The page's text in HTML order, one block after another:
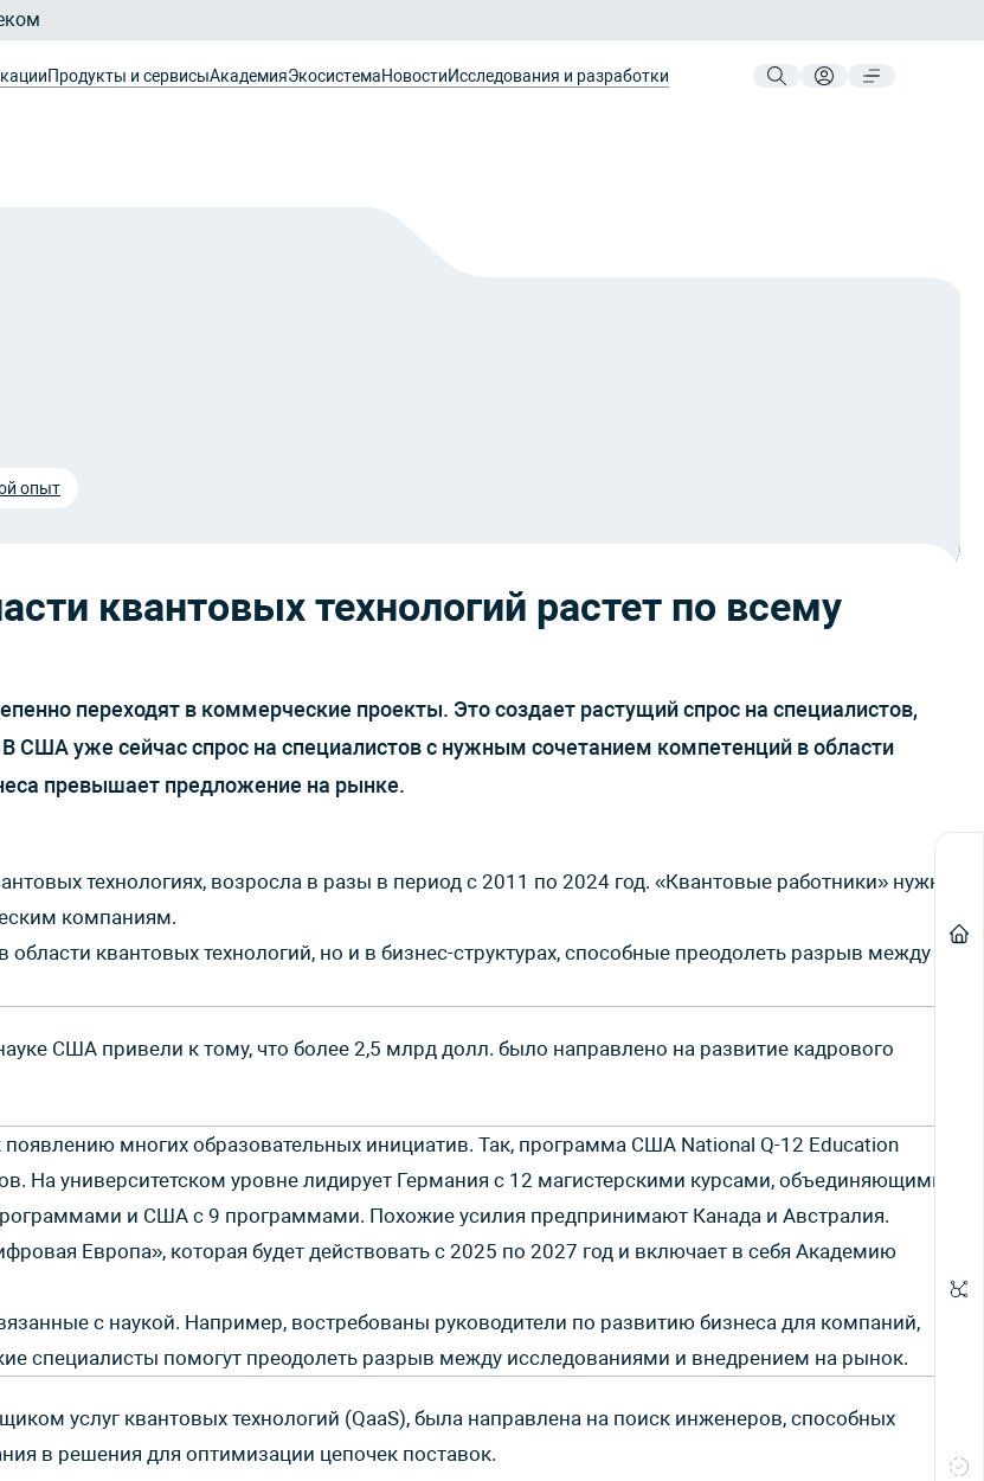
Продукты и сервисыАкадемияЭкосистемаНовостиИсследования и разработки
опыт
квантовых технологий растет по всему
переходят в коммерческие проекты. Это создает растущий спрос на специалистов,
США уже сейчас спрос на специалистов с нужным сочетанием компетенций в области
превышает предложение на рынке.
технологиях, возросла в разы в период с 2011 по 2024 год. «Квантовые работники» нужны
компаниям.
квантовых технологий, но и в бизнес-структурах, способные преодолеть разрыв между
США привели к тому, что более 2,5 млрд долл. было направлено на развитие кадрового
многих образовательных инициатив. Так, программа США National Q-12 Education
На университетском уровне лидирует Германия с 12 магистерскими курсами, объединяющими
и США с 9 программами. Похожие усилия предпринимают Канада и Австралия.
Европа», которая будет действовать с 2025 по 2027 год и включает в себя Академию
с наукой. Например, востребованы руководители по развитию бизнеса для компаний,
специалисты помогут преодолеть разрыв между исследованиями и внедрением на рынок.
услуг квантовых технологий (QaaS), была направлена на поиск инженеров, способных
в решения для оптимизации цепочек поставок.